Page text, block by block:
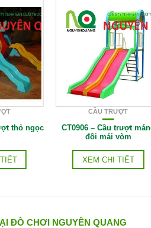
thỏ ngọc
CẦU TRƯỢT
CT0906 – Cầu trượt
đôi mái vòm
XEM CHI TIẾT
ĐỒ CHƠI NGUYÊN QUANG